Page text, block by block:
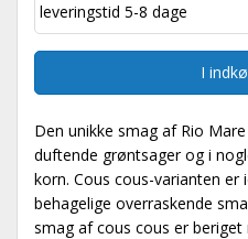
leveringstid 5-8 dage
I
Den unikke smag af Rio
duftende grøntsager og i
korn. Cous cous-varianten er
behagelige overraskende
smag af cous cous er